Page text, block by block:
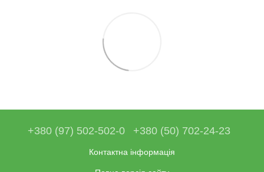
+380 (97) 502-502-0 +380 (50) 702-24-23
Контактна інформація